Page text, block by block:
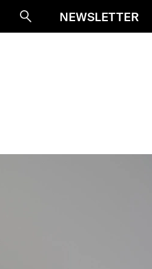
SucheNEWSLETTER